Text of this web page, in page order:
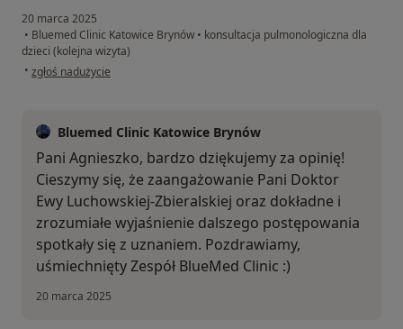
20 marca 2025
• Bluemed Clinic Katowice Brynów • konsultacja pulmonologiczna dla
dzieci (kolejna wizyta)
• w opinii użytkownika Agnieszka
zgłoś nadużycie
Bluemed Clinic Katowice Brynów
Pani Agnieszko, bardzo dziękujemy za opinię!
Cieszymy się, że zaangażowanie Pani Doktor
Ewy Luchowskiej-Zbieralskiej oraz dokładne i
zrozumiałe wyjaśnienie dalszego postępowania
spotkały się z uznaniem. Pozdrawiamy,
uśmiechnięty Zespół BlueMed Clinic :)
20 marca 2025